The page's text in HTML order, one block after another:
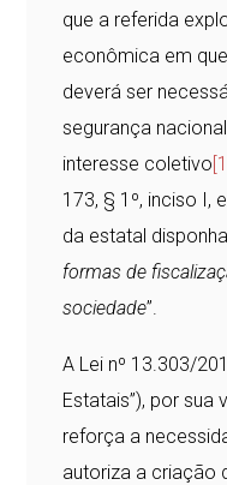
que a referida
econômica em
deverá ser
segurança
interesse coletivo
173, § 1º, inciso I,
da estatal
formas de
sociedade”.
A Lei nº 13.303/
Estatais”), por sua
reforça a
autoriza a criação